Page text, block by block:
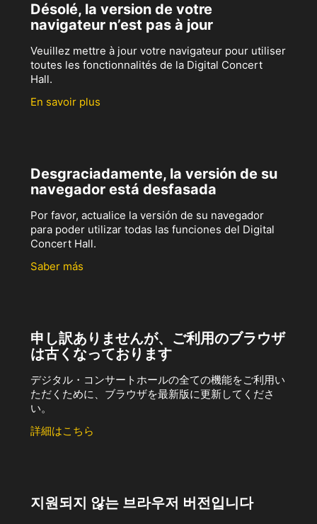
Désolé, la version de votre
navigateur n’est pas à jour
Veuillez mettre à jour votre navigateur pour utiliser
toutes les fonctionnalités de la Digital Concert
Hall.
En savoir plus
Desgraciadamente, la versión de su
navegador está desfasada
Por favor, actualice la versión de su navegador
para poder utilizar todas las funciones del Digital
Concert Hall.
Saber más
申し訳ありませんが、ご利用のブラウザ
は古くなっております
デジタル・コンサートホールの全ての機能をご利用い
ただくために、ブラウザを最新版に更新してくださ
い。
詳細はこちら
지원되지 않는 브라우저 버전입니다